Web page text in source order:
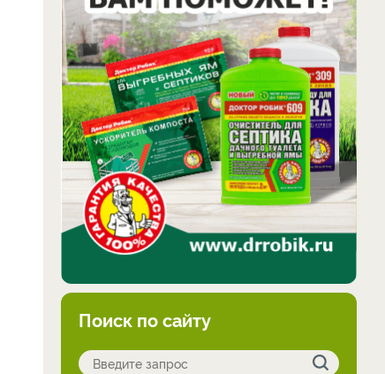
Поиск по сайту